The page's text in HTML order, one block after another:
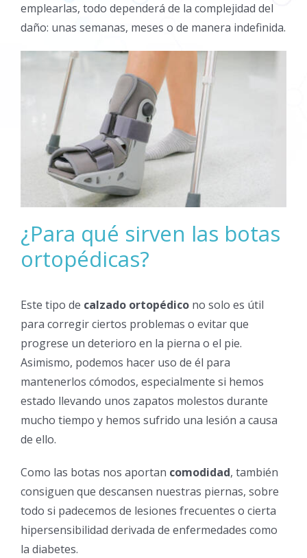
emplearlas, todo dependerá de la complejidad del
daño: unas semanas, meses o de manera indefinida.
¿Para qué sirven las botas
ortopédicas?
Este tipo de calzado ortopédico no solo es útil
para corregir ciertos problemas o evitar que
progrese un deterioro en la pierna o el pie.
Asimismo, podemos hacer uso de él para
mantenerlos cómodos, especialmente si hemos
estado llevando unos zapatos molestos durante
mucho tiempo y hemos sufrido una lesión a causa
de ello.
Como las botas nos aportan comodidad, también
consiguen que descansen nuestras piernas, sobre
todo si padecemos de lesiones frecuentes o cierta
hipersensibilidad derivada de enfermedades como
la diabetes.